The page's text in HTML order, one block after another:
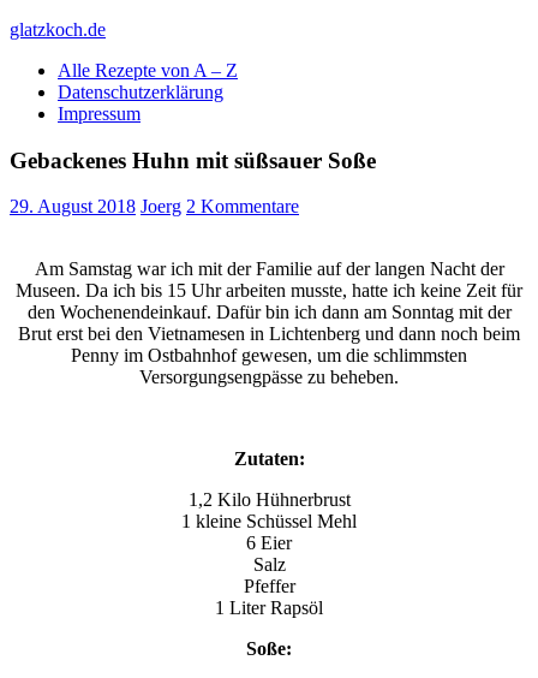
Skip
content
glatzkoch.de
Kochen für Doofe und Genießer
Alle Rezepte von A – Z
Datenschutzerklärung
Impressum
Gebackenes Huhn mit süßsauer Soße
29. August 2018 Joerg 2 Kommentare
Am Samstag war ich mit der Familie auf der langen Nacht der
Museen. Da ich bis 15 Uhr arbeiten musste, hatte ich keine Zeit für
den Wochenendeinkauf. Dafür bin ich dann am Sonntag mit der
Brut erst bei den Vietnamesen in Lichtenberg und dann noch beim
Penny im Ostbahnhof gewesen, um die schlimmsten
Versorgungsengpässe zu beheben.
Zutaten:
1,2 Kilo Hühnerbrust
1 kleine Schüssel Mehl
6 Eier
Salz
Pfeffer
1 Liter Rapsöl
Soße: